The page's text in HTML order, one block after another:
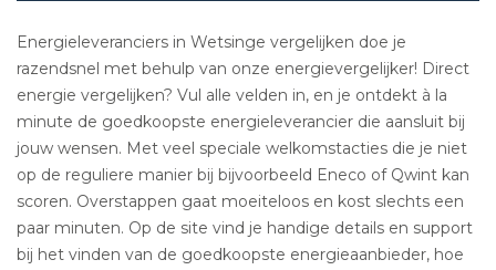
Energieleveranciers in Wetsinge vergelijken doe je
razendsnel met behulp van onze energievergelijker! Direct
energie vergelijken? Vul alle velden in, en je ontdekt à la
minute de goedkoopste energieleverancier die aansluit bij
jouw wensen. Met veel speciale welkomstacties die je niet
op de reguliere manier bij bijvoorbeeld Eneco of Qwint kan
scoren. Overstappen gaat moeiteloos en kost slechts een
paar minuten. Op de site vind je handige details en support
bij het vinden van de goedkoopste energieaanbieder, hoe